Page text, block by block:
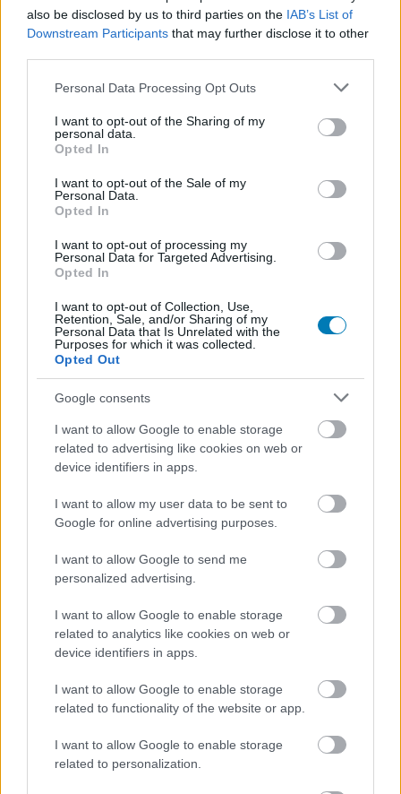
also be disclosed by us to third parties on the IAB’s List of
Downstream Participants that may further disclose it to other
Please note that this website/app uses one or more Google
not limited to your visit or usage behaviour. You may click to
grant or deny consent to Google and its third-party tags to
use your data for below specified purposes in below Google
consent section.
Personal Data Processing Opt Outs
I want to opt-out of the Sharing of my
personal data.
Opted In
I want to opt-out of the Sale of my
Personal Data.
Opted In
I want to opt-out of processing my
Personal Data for Targeted Advertising.
Opted In
I want to opt-out of Collection, Use,
Retention, Sale, and/or Sharing of my
Personal Data that Is Unrelated with the
Purposes for which it was collected.
Opted Out
Google consents
I want to allow Google to enable storage
related to advertising like cookies on web or
device identifiers in apps.
I want to allow my user data to be sent to
Google for online advertising purposes.
I want to allow Google to send me
personalized advertising.
I want to allow Google to enable storage
related to analytics like cookies on web or
device identifiers in apps.
I want to allow Google to enable storage
related to functionality of the website or app.
I want to allow Google to enable storage
related to personalization.
Indiana Jones and the Great Circle
Biztosak vagyunk benne, hogy a MachineGames srácai is
feltették maguknak a kérdést, hogy milyen is lenne egy
modern technikai alapokra helyezett akció-kalandjáték,
amely a Indiana Jones and the Infernal Machine, az
Indiana Jones and the Emperor's Tomb és az Indiana
Jones and the Staff of Kings örökségét vinné tovább.
Nos alighanem olyan, mint a Crystal Dynamics rebootolt
sorozata, ami persze izgalmas koncepció, ám cseppet
sem egyedi. Akár ez a felismerés is közrejátszhatott
játékidejének túlnyomó részében az ifjabbik Henry Jones
professzor fejéből bámulunk ki, de még valószínűbb,
hogy a stúdió FPS-ek fejlesztésében szerzett
tapasztalata az oka. Mindenesetre a felfedezésre,
felpofozására épülő játékmenet belső nézetből is
roppant szórakoztató, amire a humorral és
természetfeletti szállal átszőtt történet helyezi fel a
koronát, akarjuk mondani, a kalapot.